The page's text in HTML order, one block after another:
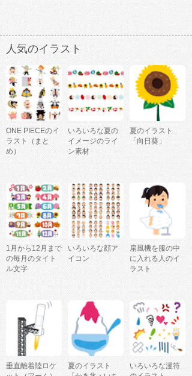
人気のイラスト
ONE PIECEのイ
ラスト（まと
め）
いろいろな夏の
イメージのライ
ン素材
夏のイラスト
「向日葵」
1月から12月まで
の毎月のタイト
ル文字
いろいろな顔ア
イコン
扇風機を服の中
に入れる人のイ
ラスト
垂直離着陸ロケ
夏のイラスト
いろいろな漫符